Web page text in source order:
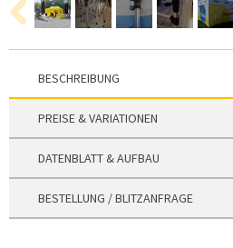
BESCHREIBUNG
PREISE & VARIATIONEN
DATENBLATT & AUFBAU
BESTELLUNG / BLITZANFRAGE